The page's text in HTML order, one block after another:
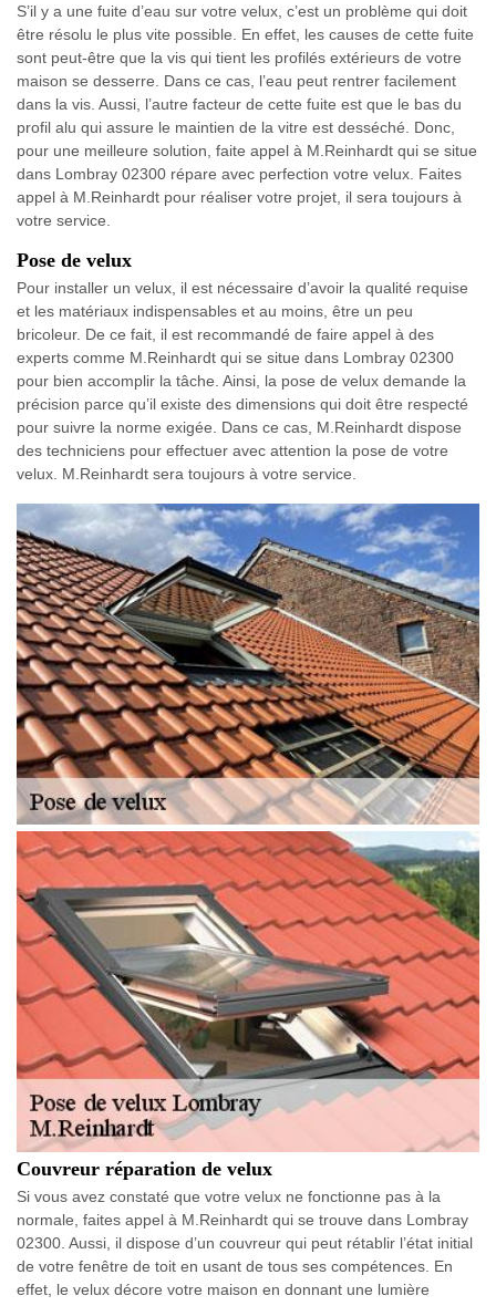
S’il y a une fuite d’eau sur votre velux, c’est un problème qui doit
être résolu le plus vite possible. En effet, les causes de cette fuite
sont peut-être que la vis qui tient les profilés extérieurs de votre
maison se desserre. Dans ce cas, l’eau peut rentrer facilement
dans la vis. Aussi, l’autre facteur de cette fuite est que le bas du
profil alu qui assure le maintien de la vitre est desséché. Donc,
pour une meilleure solution, faite appel à M.Reinhardt qui se situe
dans Lombray 02300 répare avec perfection votre velux. Faites
appel à M.Reinhardt pour réaliser votre projet, il sera toujours à
votre service.
Pose de velux
Pour installer un velux, il est nécessaire d’avoir la qualité requise
et les matériaux indispensables et au moins, être un peu
bricoleur. De ce fait, il est recommandé de faire appel à des
experts comme M.Reinhardt qui se situe dans Lombray 02300
pour bien accomplir la tâche. Ainsi, la pose de velux demande la
précision parce qu’il existe des dimensions qui doit être respecté
pour suivre la norme exigée. Dans ce cas, M.Reinhardt dispose
des techniciens pour effectuer avec attention la pose de votre
velux. M.Reinhardt sera toujours à votre service.
Couvreur réparation de velux
Si vous avez constaté que votre velux ne fonctionne pas à la
normale, faites appel à M.Reinhardt qui se trouve dans Lombray
02300. Aussi, il dispose d’un couvreur qui peut rétablir l’état initial
de votre fenêtre de toit en usant de tous ses compétences. En
effet, le velux décore votre maison en donnant une lumière